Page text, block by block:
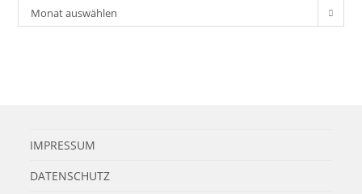
Archiv
Monat auswählen
IMPRESSUM
DATENSCHUTZ